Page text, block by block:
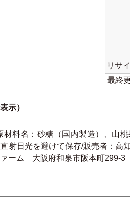
リサ
最終
示）
材料名：砂糖（国内製造）、山
射日光を避けて保存/販売者：
ーム 大阪府和泉市阪本町299-3